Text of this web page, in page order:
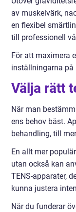
av muskelvärk,
en flexibel
till professionell
För att maximera
inställningarna på
Välja rätt
När man
ens behov bäst.
behandling, till
En allt mer
utan också kan
TENS-apparater,
kunna justera
När du funderar